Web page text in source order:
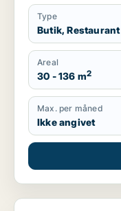
Type
Butik, Restaurant
Areal
30 - 136 m2
Max. per måned
Ikke angivet